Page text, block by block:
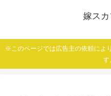
嫁ス
※このページでは広告主の依頼によ
す